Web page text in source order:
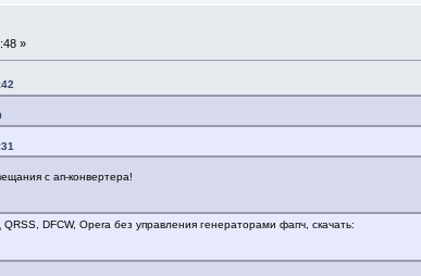
»
с ап-конвертера!
DFCW, Opera без управления генераторами фапч, скачать: